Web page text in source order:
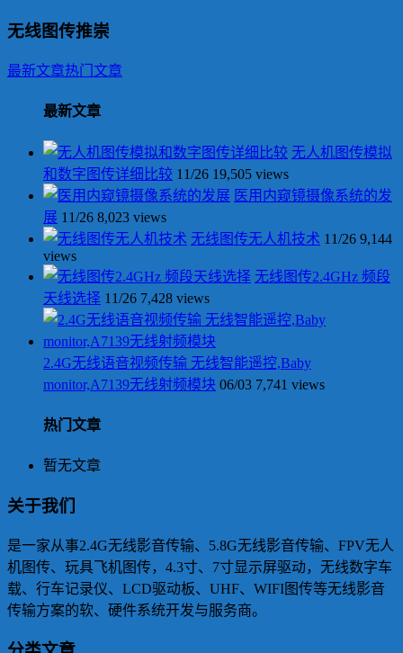
无线图传推崇
最新文章热门文章
最新文章
无人机图传模拟
和数字图传详细比较 11/26 19,505 views
医用内窥镜摄像系统的发
展 11/26 8,023 views
无线图传无人机技术 11/26 9,144
views
无线图传2.4GHz 频段
天线选择 11/26 7,428 views
2.4G无线语音视频传输 无线智能遥控,Baby
monitor,A7139无线射频模块 06/03 7,741 views
热门文章
暂无文章
关于我们
是一家从事2.4G无线影音传输、5.8G无线影音传输、FPV无人
机图传、玩具飞机图传，4.3寸、7寸显示屏驱动，无线数字车
载、行车记录仪、LCD驱动板、UHF、WIFI图传等无线影音
传输方案的软、硬件系统开发与服务商。